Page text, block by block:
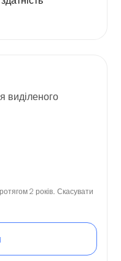
виділеного
2 років. Скасувати